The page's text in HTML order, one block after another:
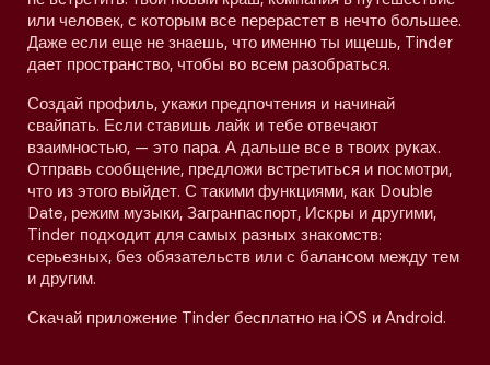
или человек, с которым все перерастет в нечто большее.
Даже если еще не знаешь, что именно ты ищешь, Tinder
дает пространство, чтобы во всем разобраться.
Создай профиль, укажи предпочтения и начинай
свайпать. Если ставишь лайк и тебе отвечают
взаимностью, — это пара. А дальше все в твоих руках.
Отправь сообщение, предложи встретиться и посмотри,
что из этого выйдет. С такими функциями, как Double
Date, режим музыки, Загранпаспорт, Искры и другими,
Tinder подходит для самых разных знакомств:
серьезных, без обязательств или с балансом между тем
и другим.
Скачай приложение Tinder бесплатно на iOS и Android.